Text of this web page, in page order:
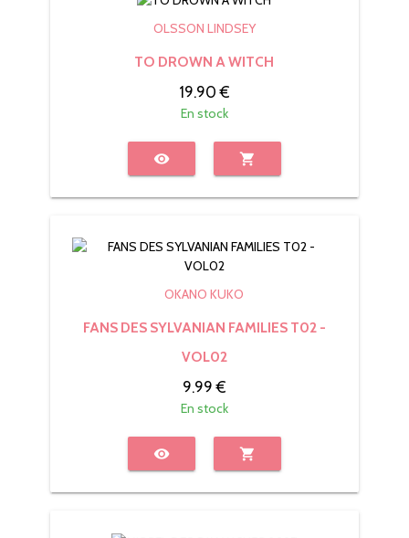
OLSSON LINDSEY
TO DROWN A WITCH
19.90 €
En stock
visibility shopping_cart
OKANO KUKO
FANS DES SYLVANIAN FAMILIES T02 -
VOL02
9.99 €
En stock
visibility shopping_cart